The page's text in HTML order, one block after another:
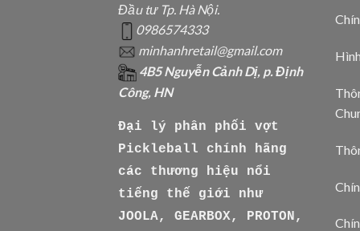
Đầu tư Tp. Hà Nội.
0986574333
minhanhretail@gmail.com
4B5 Nguyễn Cảnh Dị, p. Định
Công, HN
Đại lý phân phối vợt
Pickleball chính hãng
các thương hiệu nổi
tiếng thế giới như
JOOLA, GEARBOX, PROTON,